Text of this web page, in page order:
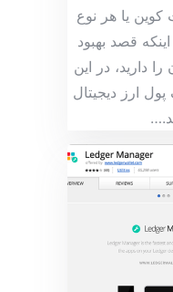
کوین یا هر نوع
قصد بهبود
دارید، در این
ارز دیجیتال
…